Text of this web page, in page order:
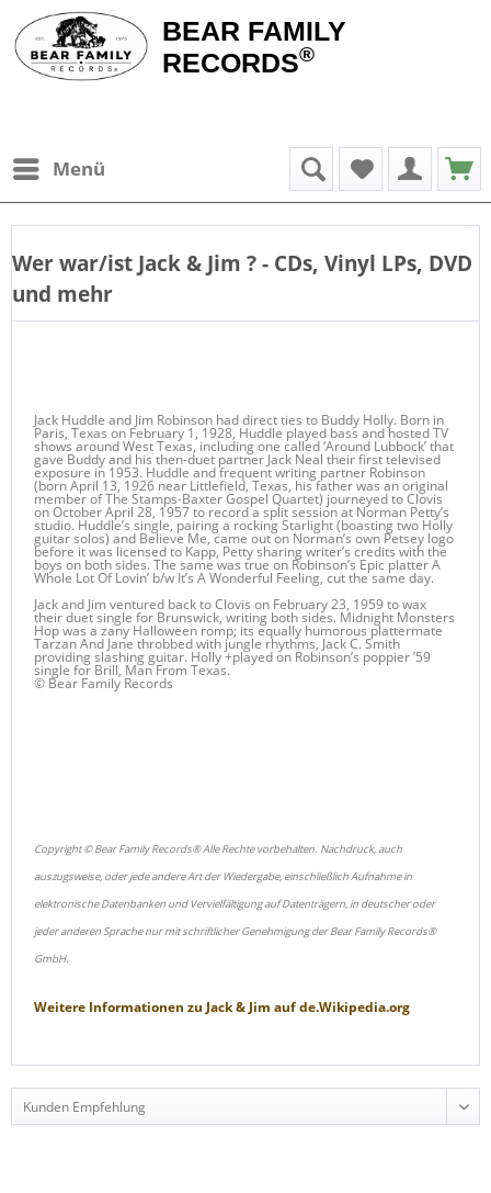
BEAR FAMILY
RECORDS®
Menü
Wer war/ist Jack & Jim ? - CDs, Vinyl LPs, DVD
und mehr
Jack Huddle and Jim Robinson had direct ties to Buddy Holly. Born in
Paris, Texas on February 1, 1928, Huddle played bass and hosted TV
shows around West Texas, including one called ‘Around Lubbock’ that
gave Buddy and his then-duet partner Jack Neal their first televised
exposure in 1953. Huddle and frequent writing partner Robinson
(born April 13, 1926 near Littlefield, Texas, his father was an original
member of The Stamps-Baxter Gospel Quartet) journeyed to Clovis
on October April 28, 1957 to record a split session at Norman Petty’s
studio. Huddle’s single, pairing a rocking Starlight (boasting two Holly
guitar solos) and Believe Me, came out on Norman’s own Petsey logo
before it was licensed to Kapp, Petty sharing writer’s credits with the
boys on both sides. The same was true on Robinson’s Epic platter A
Whole Lot Of Lovin’ b/w It’s A Wonderful Feeling, cut the same day.
Jack and Jim ventured back to Clovis on February 23, 1959 to wax
their duet single for Brunswick, writing both sides. Midnight Monsters
Hop was a zany Halloween romp; its equally humorous plattermate
Tarzan And Jane throbbed with jungle rhythms, Jack C. Smith
providing slashing guitar. Holly +played on Robinson’s poppier ’59
single for Brill, Man From Texas.
© Bear Family Records
Copyright © Bear Family Records® Alle Rechte vorbehalten. Nachdruck, auch
auszugsweise, oder jede andere Art der Wiedergabe, einschließlich Aufnahme in
elektronische Datenbanken und Vervielfältigung auf Datenträgern, in deutscher oder
jeder anderen Sprache nur mit schriftlicher Genehmigung der Bear Family Records®
GmbH.
Weitere Informationen zu Jack & Jim aufde.Wikipedia.org